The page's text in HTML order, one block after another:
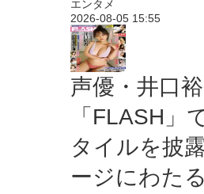
エンタメ
2026-08-05 15:55
声優・井口
「FLASH」
タイルを披
ージにわた